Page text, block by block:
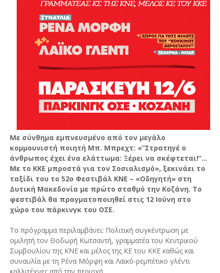
Με σύνθημα εμπνευσμένο από τον μεγάλο
κομμουνιστή ποιητή Μπ. Μπρεχτ: «”Στρατηγέ ο
άνθρωπος έχει ένα ελάττωμα: Ξέρει να σκέφτεται!”…
Με το ΚΚΕ μπροστά για τον Σοσιαλισμό», ξεκινάει το
ταξίδι του το 52ο Φεστιβάλ ΚΝΕ – «Οδηγητή» στη
Δυτική Μακεδονία με πρώτο σταθμό την Κοζάνη. Το
φεστιβάλ θα πραγματοποιηθεί στις 12 Ιούνη στο
χώρο του πάρκινγκ του ΟΣΕ.
Το πρόγραμμα περιλαμβάνει: Πολιτική συγκέντρωση με
ομιλητή τον Θοδωρή Κωτσαντή, γραμματέα του Κεντρικού
Συμβουλίου της ΚΝΕ και μέλος της ΚΕ του ΚΚΕ καθώς και
συναυλία με τη Ρένα Μόρφη και Λαϊκό-ρεμπέτικο γλέντι